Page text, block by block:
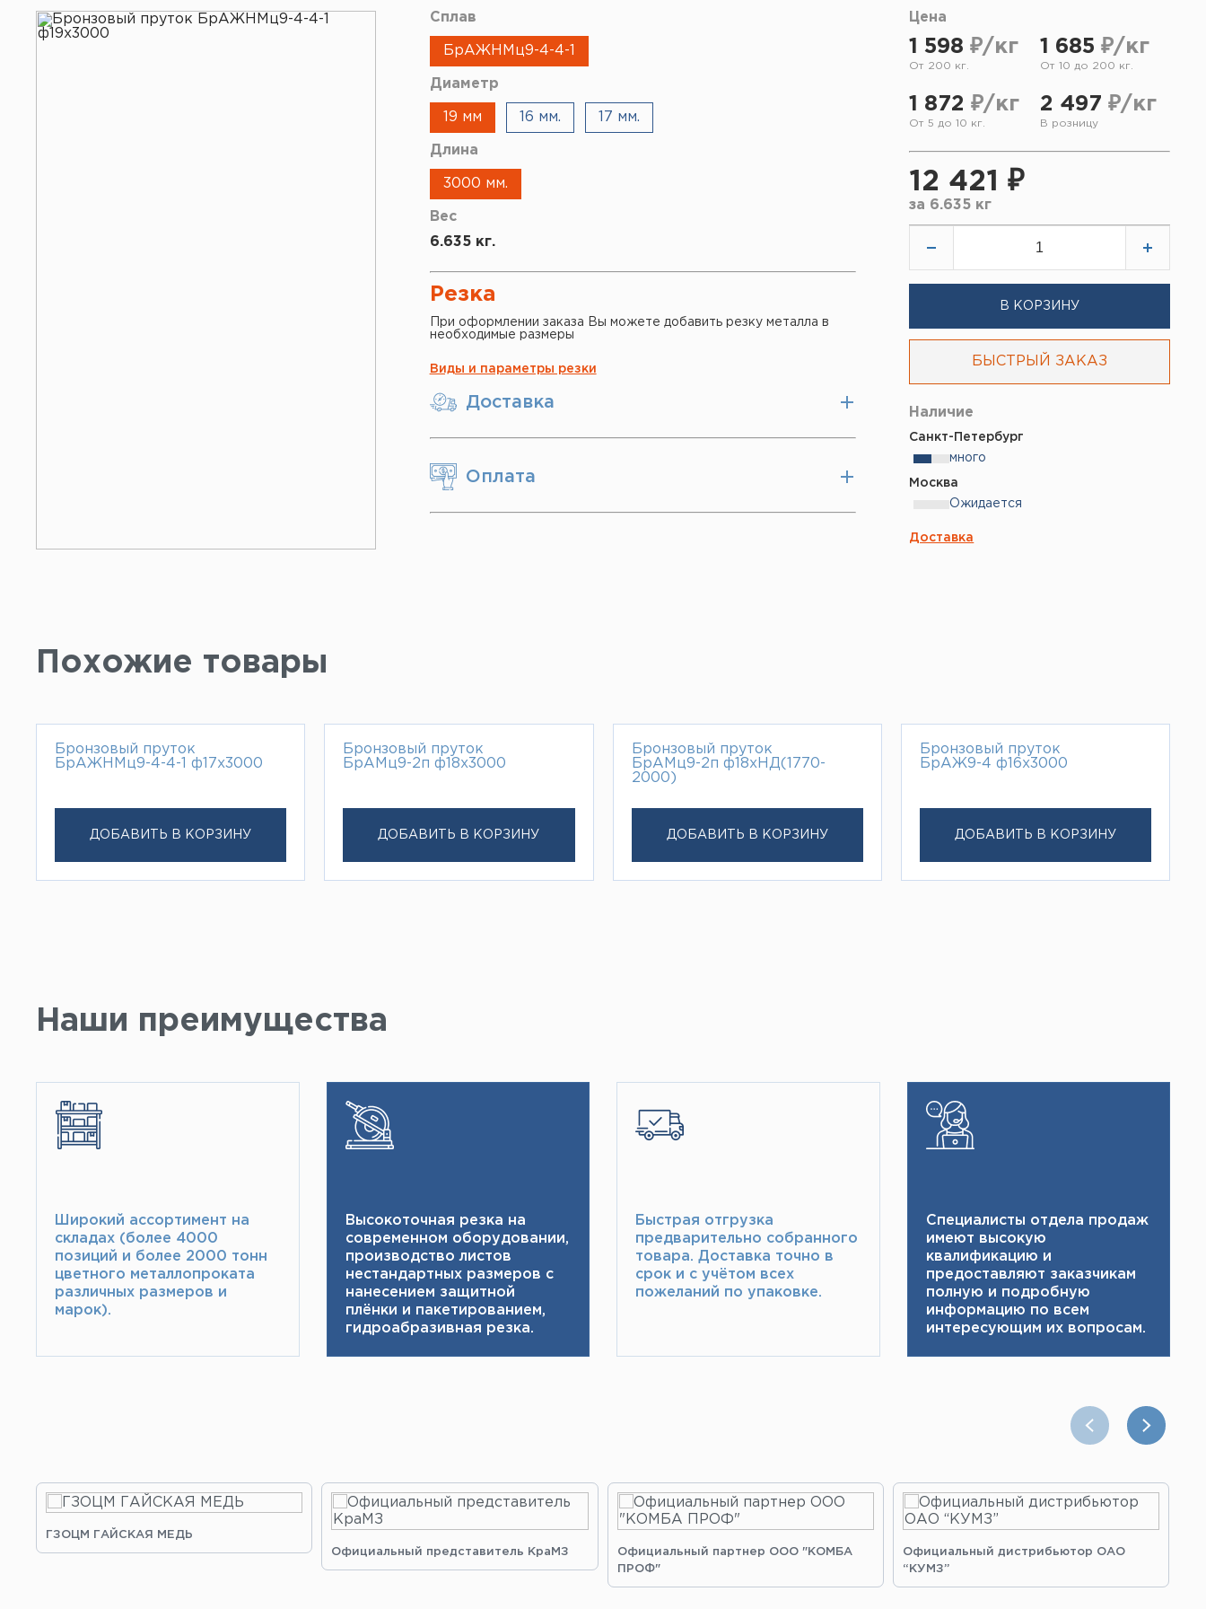
Все услуги Сплав
БрАЖНМц9-4-4-1
Диаметр
19 мм 16 мм. 17 мм.
Длина
3000 мм.
Вес
6.635 кг.
Резка
При оформлении заказа Вы можете добавить резку металла в
необходимые размеры
Виды и параметры резки
Доставка
Оплата
Цена
1 598 ₽/кг
От 200 кг.
1 685 ₽/кг
От 10 до 200 кг.
1 872 ₽/кг
От 5 до 10 кг.
2 497 ₽/кг
В розницу
12 421 ₽
за 6.635 кг
В КОРЗИНУ
БЫСТРЫЙ ЗАКАЗ
Наличие
Санкт-Петербург
много
Москва
Ожидается
Доставка
Похожие товары
Бронзовый пруток
БрАЖНМц9-4-4-1 ф17х3000
ДОБАВИТЬ В КОРЗИНУ
Бронзовый пруток
БрАМц9-2п ф18х3000
ДОБАВИТЬ В КОРЗИНУ
Бронзовый пруток
БрАМц9-2п ф18хНД(1770-
2000)
ДОБАВИТЬ В КОРЗИНУ
Бронзовый пруток
БрАЖ9-4 ф16х3000
ДОБАВИТЬ В КОРЗИНУ
Наши преимущества
Широкий ассортимент на
складах (более 4000
позиций и более 2000 тонн​
цветного металлопроката
различных размеров и
марок).
Высокоточная резка на
современном оборудовании,
производство листов
нестандартных размеров с
нанесением защитной
плёнки и пакетированием,
гидроабразивная резка.
Быстрая отгрузка
предварительно собранного
товара.​ Доставка точно в
срок и с учётом всех
пожеланий по упаковке.​
Специалисты отдела продаж
имеют высокую
квалификацию и ​
предоставляют заказчикам
полную и подробную
информацию по всем
интересующим их вопросам.
ГЗОЦМ ГАЙСКАЯ МЕДЬ
Официальный представитель КраМЗ
Официальный партнер ООО "КОМБА
ПРОФ"
Официальный дистрибьютор ОАО
“КУМЗ”